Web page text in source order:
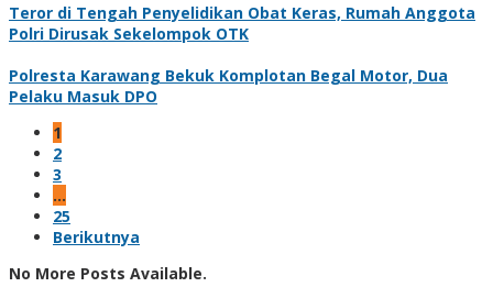
Teror di Tengah Penyelidikan Obat Keras, Rumah Anggota
Polri Dirusak Sekelompok OTK
Polresta Karawang Bekuk Komplotan Begal Motor, Dua
Pelaku Masuk DPO
1
2
3
…
25
Berikutnya
No More Posts Available.